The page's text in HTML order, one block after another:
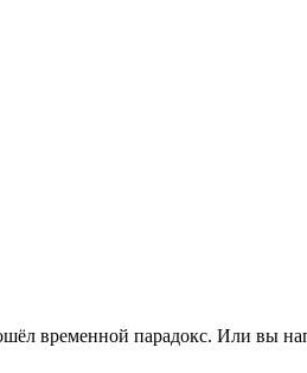
временной парадокс. Или вы